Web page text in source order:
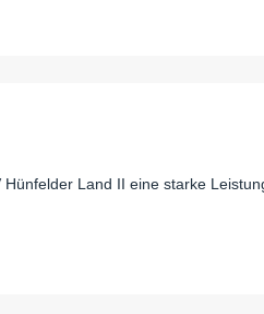
Land II eine starke